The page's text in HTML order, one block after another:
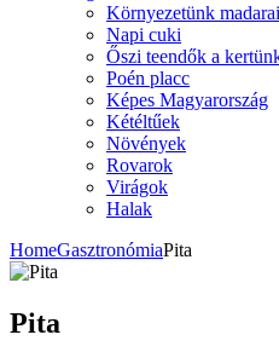
Környezetünk madarai
Napi cuki
Őszi teendők a
Poén placc
Képes Magyarország
Kétéltűek
Növények
Rovarok
Virágok
Halak
HomeGasztronómiaPita
Pita